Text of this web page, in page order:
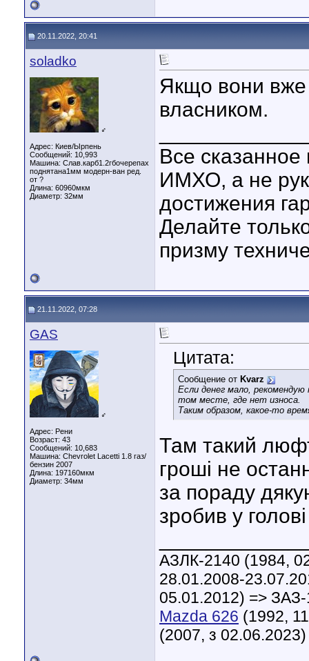
20.11.2022, 20:41
soladko
♂
Адрес: Киев/Ырпень
Сообщений: 10,993
Машина: Слав.карб1.2гбочерепах
поднятана1мм модерн-ван ред.
от ?
Длина: 60960мкм
Диаметр: 32мм
Якщо вони вже
власником.
Все
ИМХО, а не
достижения
Делайте
призму
21.11.2022, 07:28
GAS
♂
Адрес: Рени
Возраст: 43
Сообщений: 10,683
Машина: Chevrolet Lacetti 1.8 газ/
бензин 2007
Длина: 197160мкм
Диаметр: 34мм
Цитата:
Сообщение от Kvarz
Если денег мало,
том месте, где нет износа.
Таким образом, какое-то
Там такий
гроші не
за пораду
зробив у
АЗЛК-2140 (1984,
28.01.2008-
05.01.2012) =>
Mazda 626 (1992,
(2007, з 02.06.2023)